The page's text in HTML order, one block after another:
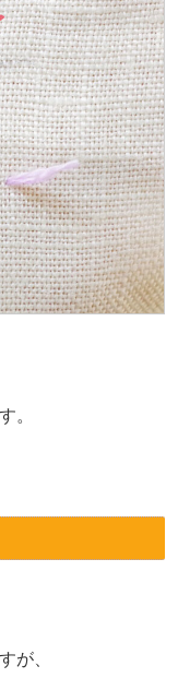
。
が、